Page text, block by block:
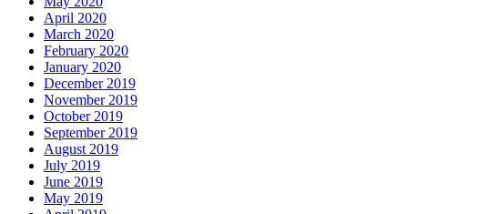
April 2020
March 2020
February 2020
January 2020
December 2019
November 2019
October 2019
September 2019
August 2019
July 2019
June 2019
May 2019